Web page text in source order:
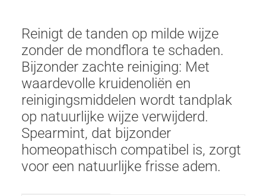
Reinigt de tanden op milde wijze
zonder de mondflora te schaden.
Bijzonder zachte reiniging: Met
waardevolle kruidenoliën en
reinigingsmiddelen wordt tandplak
op natuurlijke wijze verwijderd.
Spearmint, dat bijzonder
homeopathisch compatibel is, zorgt
voor een natuurlijke frisse adem.